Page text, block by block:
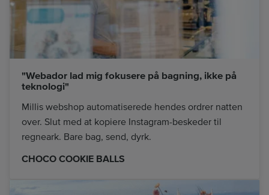
"Webador lad mig fokusere på bagning, ikke på
teknologi"
Millis webshop automatiserede hendes ordrer natten
over. Slut med at kopiere Instagram-beskeder til
regneark. Bare bag, send, dyrk.
CHOCO COOKIE BALLS